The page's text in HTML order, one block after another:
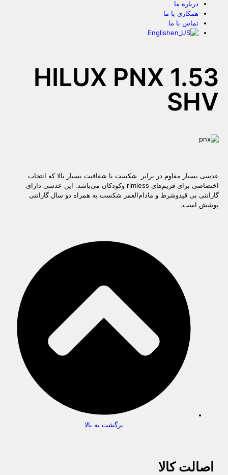
درباره ما
همکاری با ما
تماس با ما
English
HILUX PNX 1.53
SHV
عدسی بسیار مقاوم در برابر شکست با شفافیت بسیار بالا که انتخاب
اختصاصی برای فریم‌های rimless وکودکان می‌باشد. این عدسی دارای
گارانتی بی‌ قید‌و‌شرط و مادام‌العمر شکست به همراه دو سال گارانتی
پوشش است.
برگشت به بالا
اصالت کالا